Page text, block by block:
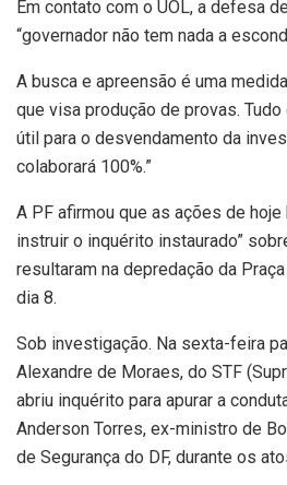
Em contato com o UOL, a defesa
“governador não tem nada a
A busca e apreensão é uma
que visa produção de provas.
útil para o desvendamento da
colaborará 100%.”
A PF afirmou que as ações de hoje
instruir o inquérito instaurado”
resultaram na depredação da
dia 8.
Sob investigação. Na sexta-feira
Alexandre de Moraes, do STF
abriu inquérito para apurar a
Anderson Torres, ex-ministro de
de Segurança do DF, durante os